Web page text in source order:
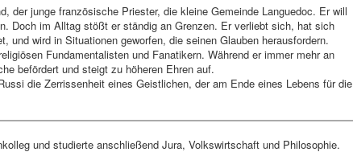
der junge französische Priester, die kleine Gemeinde Languedoc. Er will
Doch im Alltag stößt er ständig an Grenzen. Er verliebt sich, hat sich
und wird in Situationen geworfen, die seinen Glauben herausfordern.
Fundamentalisten und Fanatikern. Während er immer mehr an
befördert und steigt zu höheren Ehren auf.
die Zerrissenheit eines Geistlichen, der am Ende eines Lebens für die
und studierte anschließend Jura, Volkswirtschaft und Philosophie.